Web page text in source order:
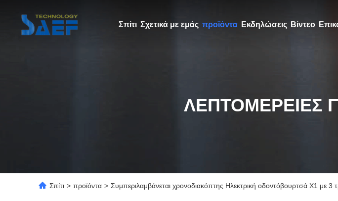
Σπίτι Σχετικά με εμάς προϊόντα Εκδηλώσεις Βίντεο
ΛΕΠΤΟΜΈΡΕΙΕΣ
Σπίτι > προϊόντα > Συμπεριλαμβάνεται χρονοδιακόπτης Ηλεκτρική οδοντόβουρτσά X1 με 3